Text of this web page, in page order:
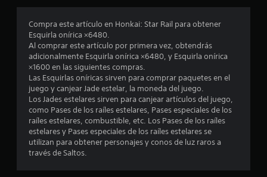
e
s
t
r
e
l
l
a
Compra este artículo en Honkai: Star Rail para obtener
Esquirla onírica ×6480.
Al comprar este artículo por primera vez, obtendrás
adicionalmente Esquirla onírica ×6480, y Esquirla onírica
×1600 en las siguientes compras.
Las Esquirlas oníricas sirven para comprar paquetes en el
juego y canjear Jade estelar, la moneda del juego.
Los Jades estelares sirven para canjear artículos del juego,
como Pases de los raíles estelares, Pases especiales de los
raíles estelares, combustible, etc. Los Pases de los raíles
estelares y Pases especiales de los raíles estelares se
utilizan para obtener personajes y conos de luz raros a
través de Saltos.